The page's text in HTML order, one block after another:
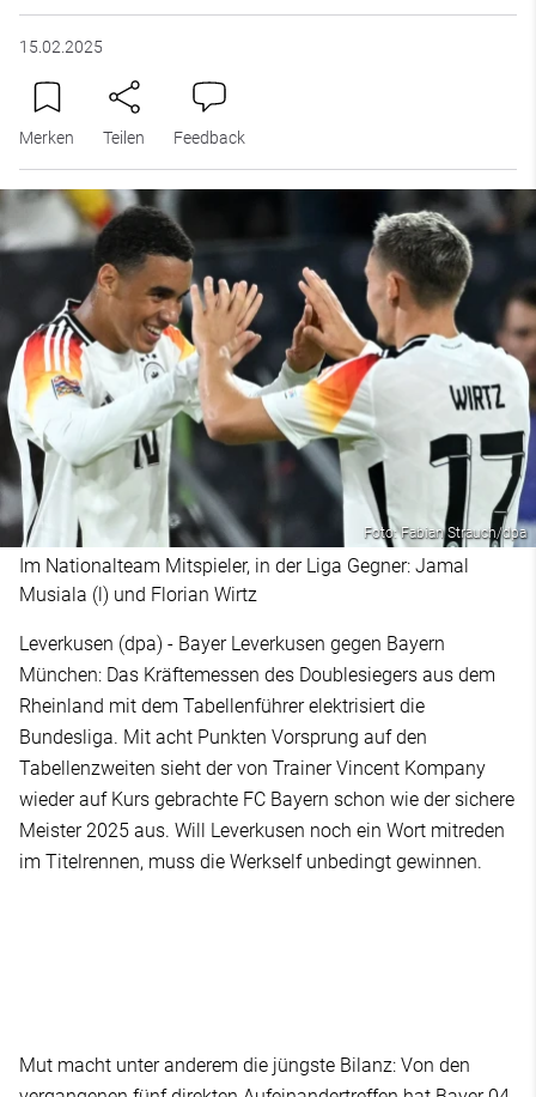
15.02.2025
Merken Teilen Feedback
Foto: Fabian Strauch/dpa
Im Nationalteam Mitspieler, in der Liga Gegner: Jamal
Musiala (l) und Florian Wirtz
Leverkusen (dpa) - Bayer Leverkusen gegen Bayern
München: Das Kräftemessen des Doublesiegers aus dem
Rheinland mit dem Tabellenführer elektrisiert die
Bundesliga. Mit acht Punkten Vorsprung auf den
Tabellenzweiten sieht der von Trainer Vincent Kompany
wieder auf Kurs gebrachte FC Bayern schon wie der sichere
Meister 2025 aus. Will Leverkusen noch ein Wort mitreden
im Titelrennen, muss die Werkself unbedingt gewinnen.
Mut macht unter anderem die jüngste Bilanz: Von den